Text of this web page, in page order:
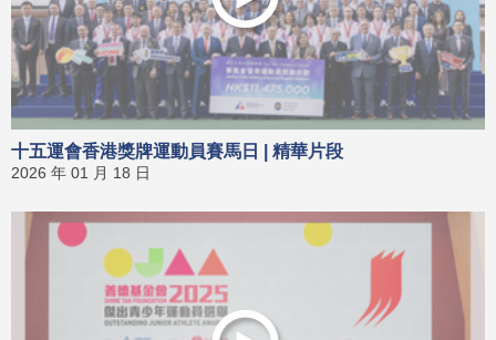
十五運會香港獎牌運動員賽馬日 | 精華片段
2026 年 01 月 18 日